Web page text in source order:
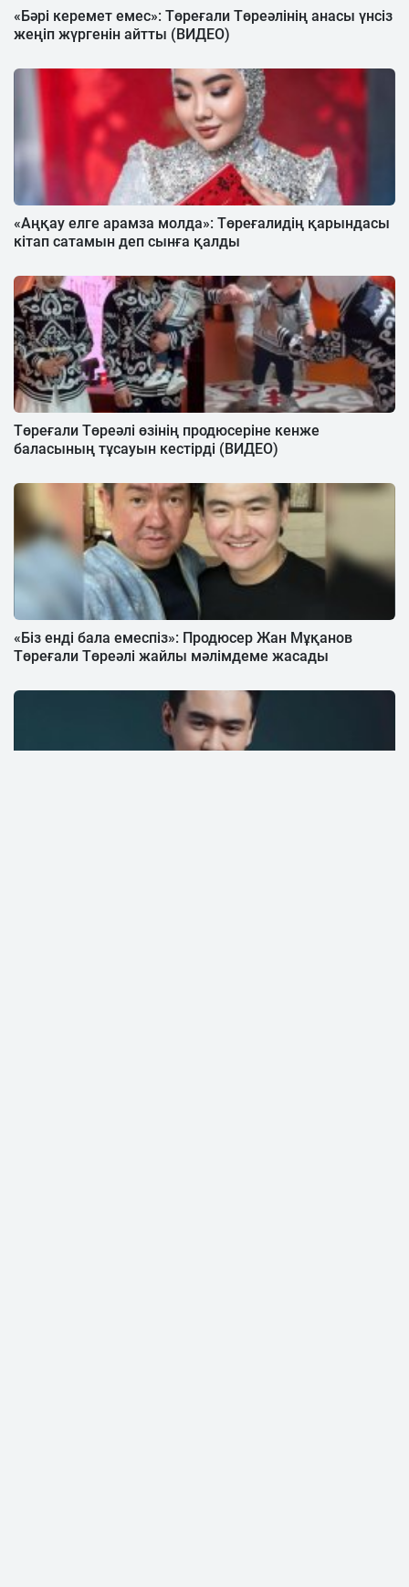
«Бәрі керемет емес»: Төреғали Төреәлінің анасы үнсіз
жеңіп жүргенін айтты (ВИДЕО)
«Аңқау елге арамза молда»: Төреғалидің қарындасы
кітап сатамын деп сынға қалды
Төреғали Төреәлі өзінің продюсеріне кенже
баласының тұсауын кестірді (ВИДЕО)
«Біз енді бала емеспіз»: Продюсер Жан Мұқанов
Төреғали Төреәлі жайлы мәлімдеме жасады